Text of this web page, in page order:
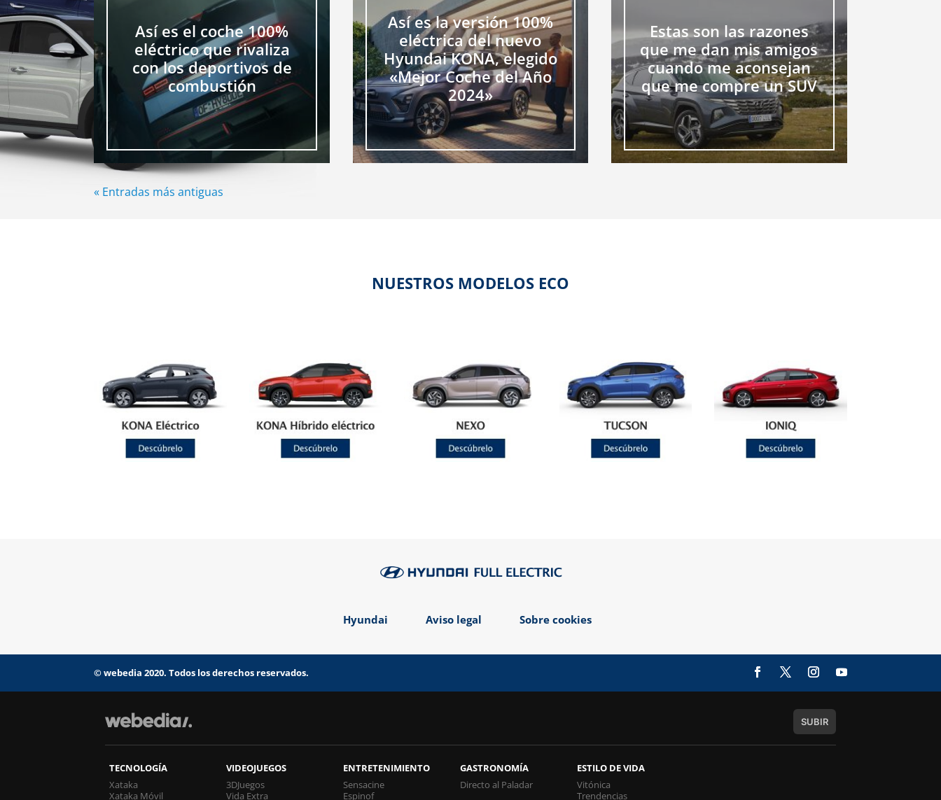
Así es el coche 100%
eléctrico que rivaliza
con los deportivos de
combustión
Así es la versión 100%
eléctrica del nuevo
Hyundai KONA, elegido
«Mejor Coche del Año
2024»
Estas son las razones
que me dan mis amigos
cuando me aconsejan
que me compre un SUV
« Entradas más antiguas
NUESTROS MODELOS ECO
Hyundai Aviso legal Sobre cookies
© webedia 2020. Todos los derechos reservados.
SUBIR
TECNOLOGÍA
Xataka
Xataka Móvil
VIDEOJUEGOS
3DJuegos
Vida Extra
ENTRETENIMIENTO
Sensacine
Espinof
GASTRONOMÍA
Directo al Paladar
ESTILO DE VIDA
Vitónica
Trendencias